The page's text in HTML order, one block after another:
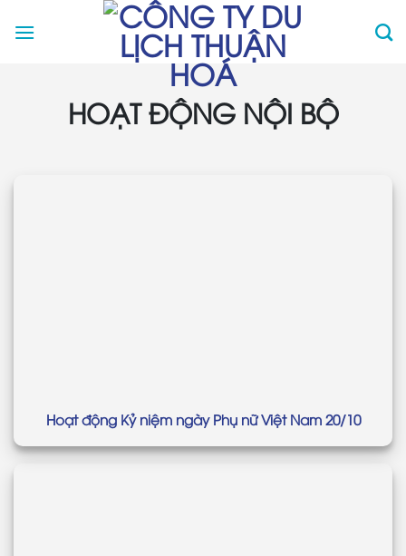
HOẠT ĐỘNG NỘI BỘ
Hoạt động Kỷ niệm ngày Phụ nữ Việt Nam 20/10